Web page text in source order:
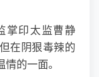
掌印太监曹静
在阴狠毒辣的
的一面。